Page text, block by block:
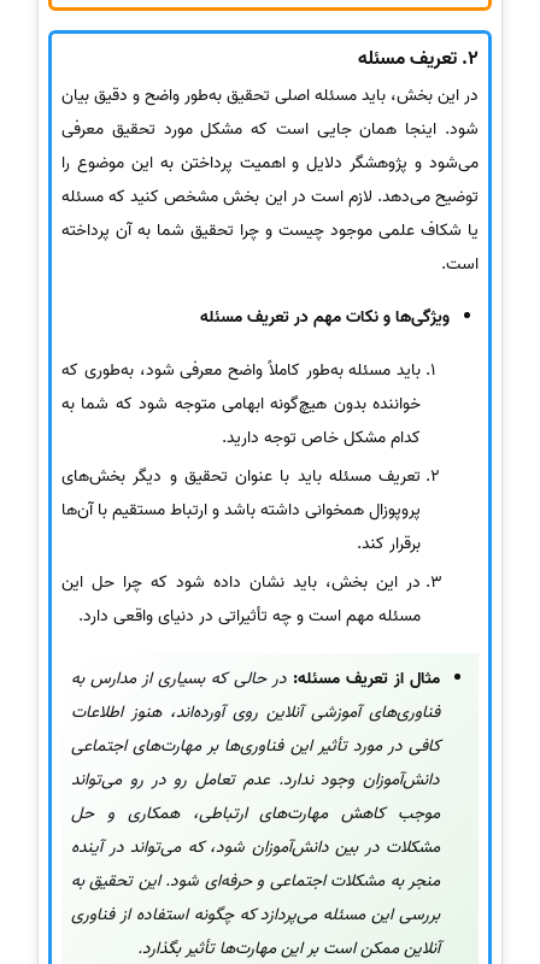
2. تعریف مسئله
در این بخش، باید مسئله اصلی تحقیق به‌طور واضح و دقیق بیان
شود. اینجا همان جایی است که مشکل مورد تحقیق معرفی
می‌شود و پژوهشگر دلایل و اهمیت پرداختن به این موضوع را
توضیح می‌دهد. لازم است در این بخش مشخص کنید که مسئله
یا شکاف علمی موجود چیست و چرا تحقیق شما به آن پرداخته
است.
ویژگی‌ها و نکات مهم در تعریف مسئله
باید مسئله به‌طور کاملاً واضح معرفی شود، به‌طوری که
خواننده بدون هیچ‌گونه ابهامی متوجه شود که شما به
کدام مشکل خاص توجه دارید.
تعریف مسئله باید با عنوان تحقیق و دیگر بخش‌های
پروپوزال همخوانی داشته باشد و ارتباط مستقیم با آن‌ها
برقرار کند.
در این بخش، باید نشان داده شود که چرا حل این
مسئله مهم است و چه تأثیراتی در دنیای واقعی دارد.
مثال از تعریف مسئله: در حالی که بسیاری از مدارس به
فناوری‌های آموزشی آنلاین روی آورده‌اند، هنوز اطلاعات
کافی در مورد تأثیر این فناوری‌ها بر مهارت‌های اجتماعی
دانش‌آموزان وجود ندارد. عدم تعامل رو در رو می‌تواند
موجب کاهش مهارت‌های ارتباطی، همکاری و حل
مشکلات در بین دانش‌آموزان شود، که می‌تواند در آینده
منجر به مشکلات اجتماعی و حرفه‌ای شود. این تحقیق به
بررسی این مسئله می‌پردازد که چگونه استفاده از فناوری
آنلاین ممکن است بر این مهارت‌ها تأثیر بگذارد.